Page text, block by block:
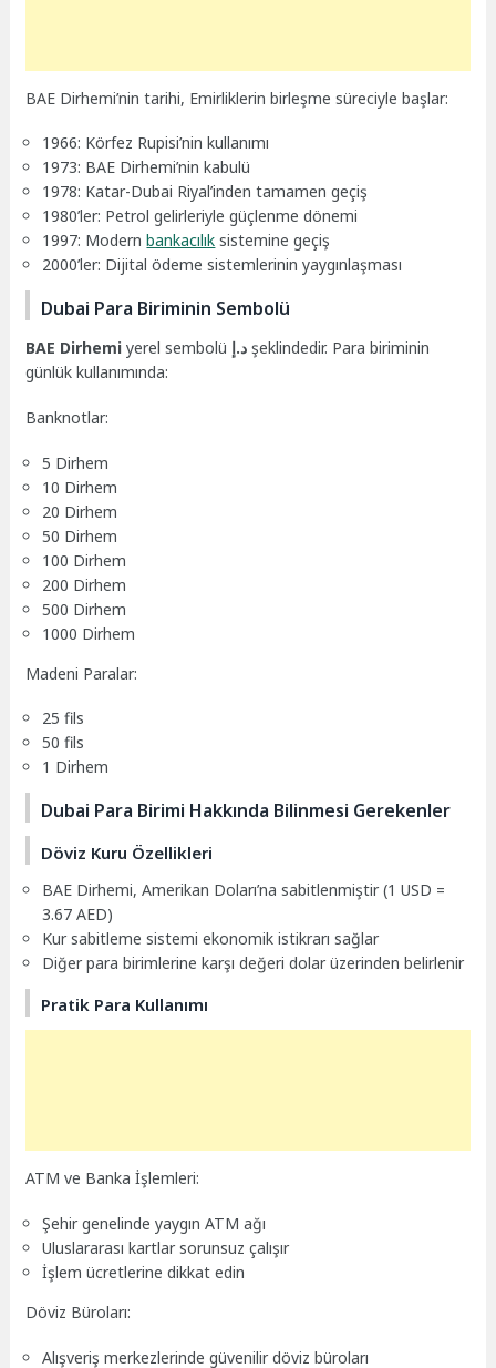
BAE Dirhemi’nin tarihi, Emirliklerin birleşme süreciyle başlar:
1966: Körfez Rupisi’nin kullanımı
1973: BAE Dirhemi’nin kabulü
1978: Katar-Dubai Riyal’inden tamamen geçiş
1980’ler: Petrol gelirleriyle güçlenme dönemi
1997: Modernbankacılık sistemine geçiş
2000’ler: Dijital ödeme sistemlerinin yaygınlaşması
Dubai Para Biriminin Sembolü
BAE Dirhemiyerel sembolü د.إ şeklindedir. Para biriminin
günlük kullanımında:
Banknotlar:
5 Dirhem
10 Dirhem
20 Dirhem
50 Dirhem
100 Dirhem
200 Dirhem
500 Dirhem
1000 Dirhem
Madeni Paralar:
25 fils
50 fils
1 Dirhem
Dubai Para Birimi Hakkında Bilinmesi Gerekenler
Döviz Kuru Özellikleri
BAE Dirhemi, Amerikan Doları’na sabitlenmiştir (1 USD =
3.67 AED)
Kur sabitleme sistemi ekonomik istikrarı sağlar
Diğer para birimlerine karşı değeri dolar üzerinden belirlenir
Pratik Para Kullanımı
ATM ve Banka İşlemleri:
Şehir genelinde yaygın ATM ağı
Uluslararası kartlar sorunsuz çalışır
İşlem ücretlerine dikkat edin
Döviz Büroları:
Alışveriş merkezlerinde güvenilir döviz büroları